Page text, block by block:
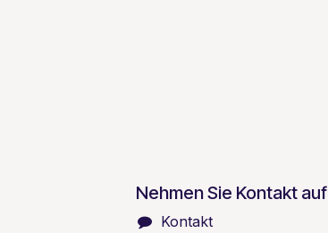
Nehmen Sie Kontakt auf
Kontakt